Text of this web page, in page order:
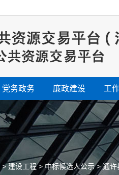
党务政务 廉政建设 工
>建设工程>中标候选人公示>通许